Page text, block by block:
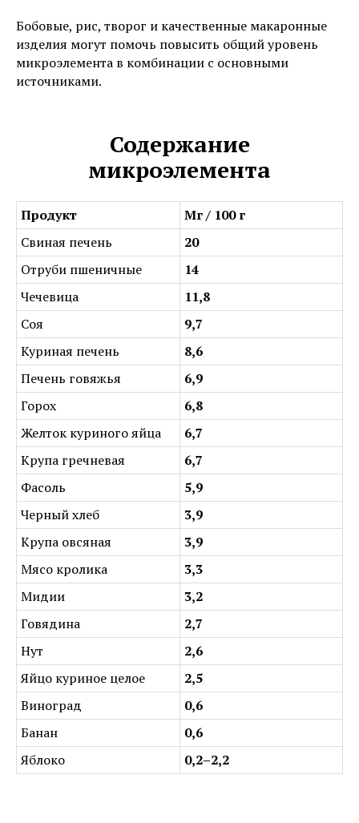
Бобовые, рис, творог и качественные макаронные
изделия могут помочь повысить общий уровень
микроэлемента в комбинации с основными
источниками.
Содержание
микроэлемента
Продукт
Мг / 100 г
Свиная печень
20
Отруби пшеничные
14
Чечевица
11,8
Соя
9,7
Куриная печень
8,6
Печень говяжья
6,9
Горох
6,8
Желток куриного яйца
6,7
Крупа гречневая
6,7
Фасоль
5,9
Черный хлеб
3,9
Крупа овсяная
3,9
Мясо кролика
3,3
Мидии
3,2
Говядина
2,7
Нут
2,6
Яйцо куриное целое
2,5
Виноград
0,6
Банан
0,6
Яблоко
0,2–2,2